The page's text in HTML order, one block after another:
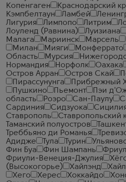
Копенгаген
Краснодарский
Кэмпбелтаун
Ламбей
Лигурия
Лимпопо Литрим
Лоуленд (Равнина)
Луизиана
Малага
Мариинск Марсель
Милан
Мияги Монферрато
Область
Мурсия
Нормандия
Норфолк Оахака
Остров Арран
Остров Скай
Пирассунунга
Прибрежный
Пушкино
Пьемонт Пэи
область
Роэро Сан-Паулу
Сардиния
Сидзуока
Ставрополь
Ставропольский
Таманский полуостров
Треббьяно ди Романья
Адидже
Тула Турин
Фин Буа
Фин Шампань
Фриули-Венеция-Джулия
(Высокогорье)
Хайлэнд
Хего
Херес Хоккайдо